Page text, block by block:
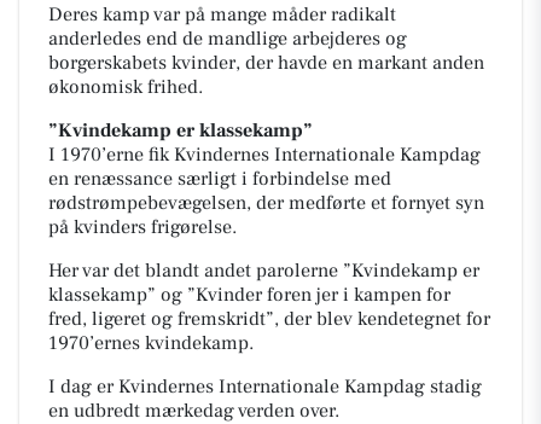
Deres kamp var på mange måder radikalt
anderledes end de mandlige arbejderes og
borgerskabets kvinder, der havde en markant anden
økonomisk frihed.
”Kvindekamp er klassekamp”
I 1970’erne fik Kvindernes Internationale Kampdag
en renæssance særligt i forbindelse med
rødstrømpebevægelsen, der medførte et fornyet syn
på kvinders frigørelse.
Her var det blandt andet parolerne ”Kvindekamp er
klassekamp” og ”Kvinder foren jer i kampen for
fred, ligeret og fremskridt”, der blev kendetegnet for
1970’ernes kvindekamp.
I dag er Kvindernes Internationale Kampdag stadig
en udbredt mærkedag verden over.